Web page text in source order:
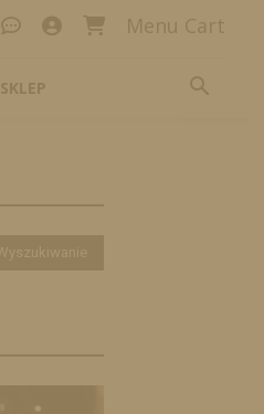
Menu Cart
SKLEP